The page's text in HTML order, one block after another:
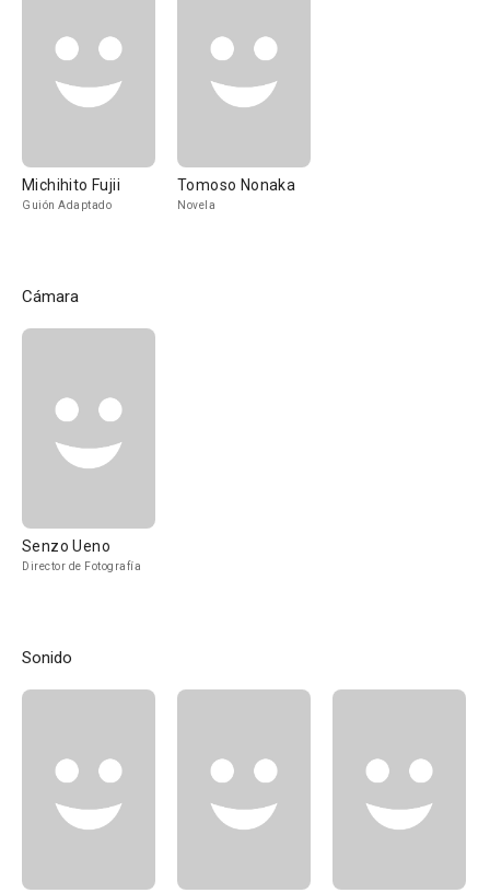
Michihito Fujii
Guión Adaptado
Tomoso Nonaka
Novela
Cámara
Senzo Ueno
Director de Fotografía
Sonido